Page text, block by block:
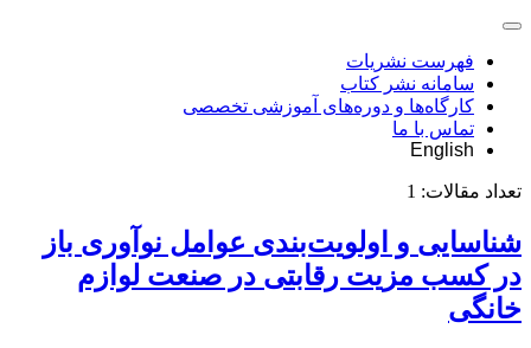
فهرست نشریات
سامانه نشر کتاب
کارگاه‌ها و دوره‌های آموزشی تخصصی
تماس با ما
English
تعداد مقالات: 1
شناسایی و اولویت‌بندی عوامل نوآوری باز
در کسب مزیت رقابتی در صنعت لوازم
خانگی